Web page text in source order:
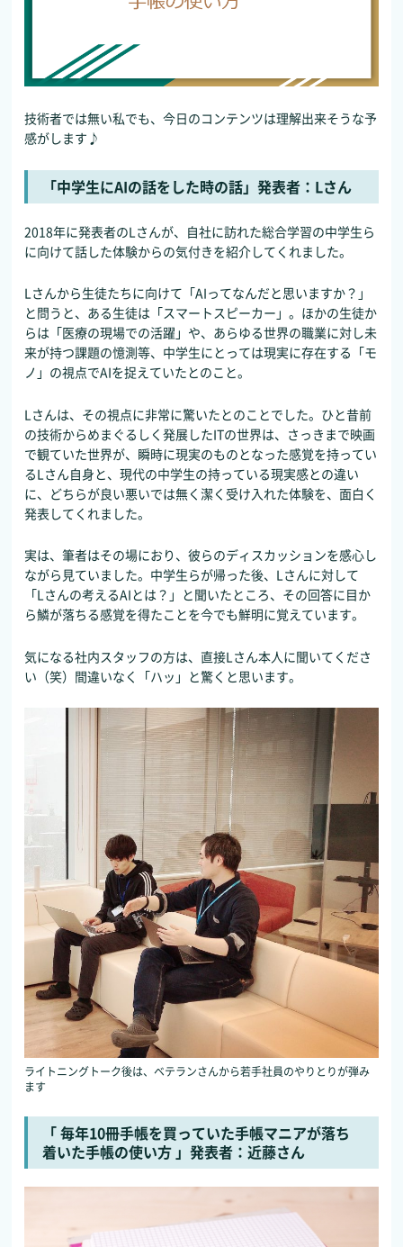
技術者では無い私でも、今日のコンテンツは理解出来そうな予
感がします♪
「中学生にAIの話をした時の話」発表者：Lさん
2018年に発表者のLさんが、自社に訪れた総合学習の中学生ら
に向けて話した体験からの気付きを紹介してくれました。
Lさんから生徒たちに向けて「AIってなんだと思いますか？」
と問うと、ある生徒は「スマートスピーカー」。ほかの生徒か
らは「医療の現場での活躍」や、あらゆる世界の職業に対し未
来が持つ課題の憶測等、中学生にとっては現実に存在する「モ
ノ」の視点でAIを捉えていたとのこと。
Lさんは、その視点に非常に驚いたとのことでした。ひと昔前
の技術からめまぐるしく発展したITの世界は、さっきまで映画
で観ていた世界が、瞬時に現実のものとなった感覚を持ってい
るLさん自身と、現代の中学生の持っている現実感との違い
に、どちらが良い悪いでは無く潔く受け入れた体験を、面白く
発表してくれました。
実は、筆者はその場におり、彼らのディスカッションを感心し
ながら見ていました。中学生らが帰った後、Lさんに対して
「Lさんの考えるAIとは？」と聞いたところ、その回答に目か
ら鱗が落ちる感覚を得たことを今でも鮮明に覚えています。
気になる社内スタッフの方は、直接Lさん本人に聞いてくださ
い（笑）間違いなく「ハッ」と驚くと思います。
ライトニングトーク後は、ベテランさんから若手社員のやりとりが弾み
ます
「 毎年10冊手帳を買っていた手帳マニアが落ち
着いた手帳の使い方 」発表者：近藤さん